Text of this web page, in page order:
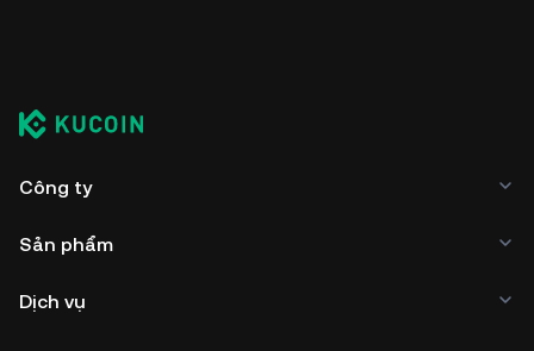
Công ty
Sản phẩm
Dịch vụ